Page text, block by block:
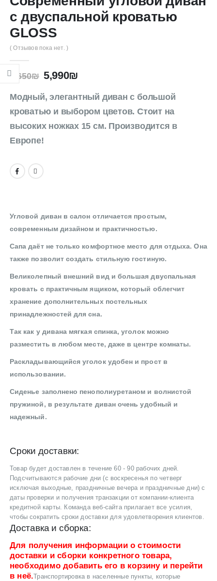
с двуспальной кроватью
GLOSS
( Отзывов пока нет. )
7,650₪ 5,990₪
Модный, элегантный диван с большой
кроватью и выбором цветов. Стоит на
высоких ножках 15 см. Производится в
Европе!
Угловой диван в салон отличается простым,
современным дизайном и практичностью.
Сапа даёт не только комфортное место для отдыха. Она
также позволит создать стильную гостиную.
Великолепный внешний вид и большая двуспальная
кровать с практичным ящиком, который облегчит
хранение дополнительных постельных
принадлежностей для сна.
Так как у дивана мягкая спинка, уголок можно
разместить в любом месте, даже в центре комнаты.
Раскладывающийся уголок удобен и прост в
использовании.
Сиденье заполнено пенополиуретаном и волнистой
пружиной, в результате диван очень удобный и
надежный.
Сроки доставки:
Товар будет доставлен в течение 60 - 90 рабочих дней.
Подсчитываются рабочие дни (с воскресенья по четверг
исключая выходные, праздничные вечера и праздничные дни) с
даты проверки и получения транзакции от компании-клиента
кредитной карты. Команда веб-сайта прилагает все усилия,
чтобы сократить сроки доставки для удовлетворения клиентов.
Доставка и сборка:
Для получения информации о стоимости
доставки и сборки конкретного товара,
необходимо добавить его в корзину и перейти
в неё.Транспортировка в населенные пункты, которые